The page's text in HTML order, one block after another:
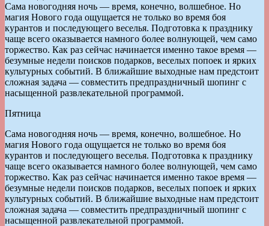
Сама новогодняя ночь — время, конечно, волшебное. Но
магия Нового года ощущается не только во время боя
курантов и последующего веселья. Подготовка к празднику
чаще всего оказывается намного более волнующей, чем само
торжество. Как раз сейчас начинается именно такое время —
безумные недели поисков подарков, веселых попоек и ярких
культурных событий. В ближайшие выходные нам предстоит
сложная задача — совместить предпраздничный шопинг с
насыщенной развлекательной программой.
Пятница
Сама новогодняя ночь — время, конечно, волшебное. Но
магия Нового года ощущается не только во время боя
курантов и последующего веселья. Подготовка к празднику
чаще всего оказывается намного более волнующей, чем само
торжество. Как раз сейчас начинается именно такое время —
безумные недели поисков подарков, веселых попоек и ярких
культурных событий. В ближайшие выходные нам предстоит
сложная задача — совместить предпраздничный шопинг с
насыщенной развлекательной программой.